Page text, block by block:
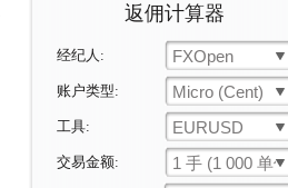
返佣计算器
经纪人: FXOpen
账户类型: Micro (Cent)
工具: EURUSD
交易金额: 1 手 (1 000 单位)